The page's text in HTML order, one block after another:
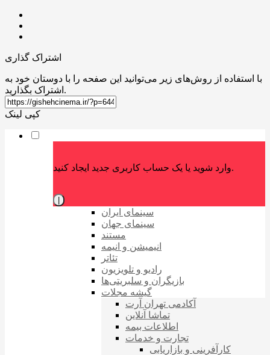
اشتراک گذاری
با استفاده از روش‌های زیر می‌توانید این صفحه را با دوستان خود به
اشتراک بگذارید.
کپی لینک
وارد شوید یا یک حساب کاربری جدید ایجاد کنید.
سینمای ایران
سینمای جهان
مستند
انیمیشن و انیمه
تئاتر
رادیو و تلویزیون
بازیگران و سلبریتی‌ها
گیشه مجلات
آکادمی تهران آرت
تماشا آنلاین
اطلاعات بیمه
تجارت و خدمات
کارآفرینی و بازاریابی